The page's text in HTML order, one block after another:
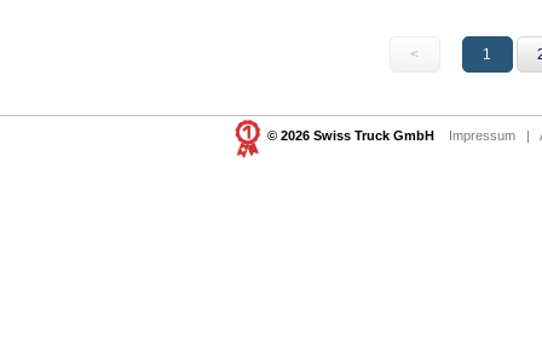
< 1
© 2026 Swiss Truck GmbH Impressum |